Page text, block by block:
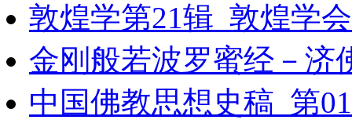
敦煌学第21辑_敦煌学
金刚般若波罗蜜经－济
中国佛教思想史稿_第